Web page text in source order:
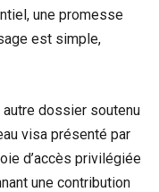
une promesse
est simple,
dossier soutenu
visa présenté par
d’accès privilégiée
une contribution